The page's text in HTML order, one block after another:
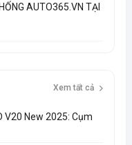
AUTO365.VN TẠI
Xem tất cả
V20 New 2025: Cụm